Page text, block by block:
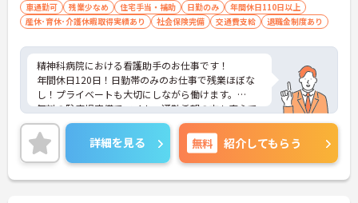
車通勤可 残業少なめ 住宅手当・補助 日勤のみ
年間休日110日以上
産休･育休･介護休暇取得実績あり
社会保険完備 交通費支給 退職金制度あり
精神科病院における看護助手のお仕事です！
年間休日120日！日勤帯のみのお仕事で残業ほぼな
し！プライベートも大切にしながら働けます。
無料の駐車場完備でマイカー通勤希望の方も安心で
す。
ご興味ある方には、面接のポイントなど、さらに詳
細をお話致しますのでお気軽にご相談ください。
詳細を見る 無料 紹介してもらう